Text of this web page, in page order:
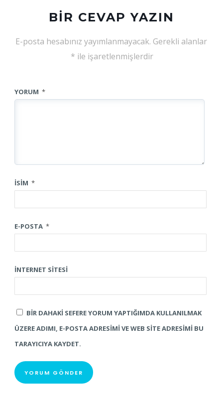
BIR CEVAP YAZIN
E-posta hesabınız yayımlanmayacak. Gerekli alanlar
* ile işaretlenmişlerdir
YORUM *
İSIM *
E-POSTA *
İNTERNET SITESI
BIR DAHAKI SEFERE YORUM YAPTIĞIMDA KULLANILMAK
ÜZERE ADIMI, E-POSTA ADRESIMI VE WEB SITE ADRESIMI BU
TARAYICIYA KAYDET.